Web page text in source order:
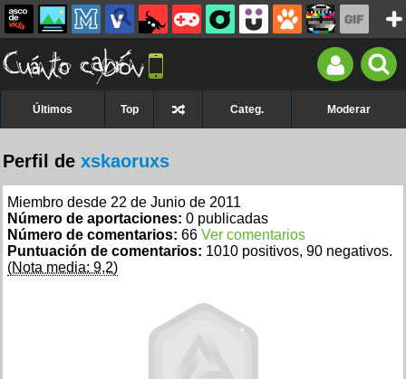
Últimos Top Categ. Moderar
Perfil de xskaoruxs
Miembro desde 22 de Junio de 2011
Número de aportaciones: 0 publicadas
Número de comentarios: 66 Ver comentarios
Puntuación de comentarios: 1010 positivos, 90 negativos.
(Nota media: 9,2)